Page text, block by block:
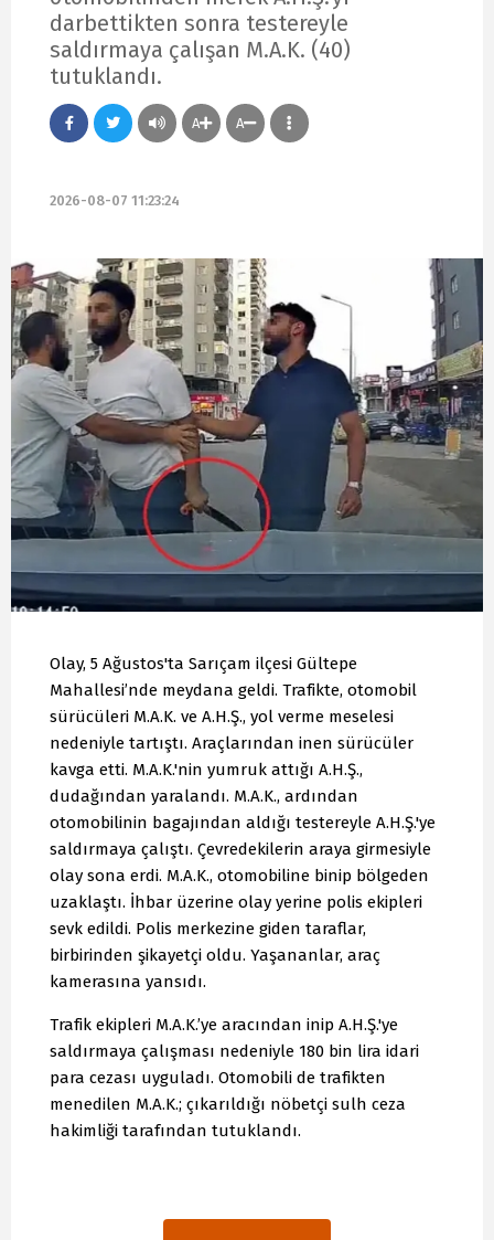
darbettikten sonra testereyle
saldırmaya çalışan M.A.K. (40)
tutuklandı.
A A
2026-08-07 11:23:24
Olay, 5 Ağustos'ta Sarıçam ilçesi Gültepe
Mahallesi’nde meydana geldi. Trafikte, otomobil
sürücüleri M.A.K. ve A.H.Ş., yol verme meselesi
nedeniyle tartıştı. Araçlarından inen sürücüler
kavga etti. M.A.K.'nin yumruk attığı A.H.Ş.,
dudağından yaralandı. M.A.K., ardından
otomobilinin bagajından aldığı testereyle A.H.Ş.'ye
saldırmaya çalıştı. Çevredekilerin araya girmesiyle
olay sona erdi. M.A.K., otomobiline binip bölgeden
uzaklaştı. İhbar üzerine olay yerine polis ekipleri
sevk edildi. Polis merkezine giden taraflar,
birbirinden şikayetçi oldu. Yaşananlar, araç
kamerasına yansıdı.
Trafik ekipleri M.A.K.’ye aracından inip A.H.Ş.'ye
saldırmaya çalışması nedeniyle 180 bin lira idari
para cezası uyguladı. Otomobili de trafikten
menedilen M.A.K.; çıkarıldığı nöbetçi sulh ceza
hakimliği tarafından tutuklandı.